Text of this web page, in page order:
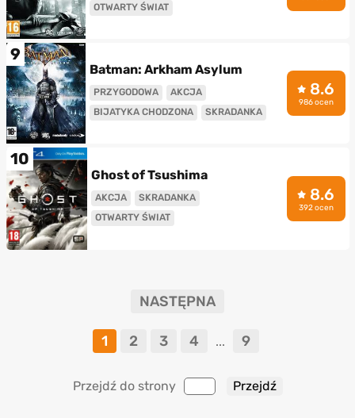
OTWARTY ŚWIAT
9
Batman: Arkham Asylum
PRZYGODOWA
AKCJA
BIJATYKA CHODZONA
SKRADANKA
8.6
986 ocen
10
Ghost of Tsushima
AKCJA
SKRADANKA
OTWARTY ŚWIAT
8.6
392 ocen
NASTĘPNA
1 2 3 4 ... 9
Przejdź do strony